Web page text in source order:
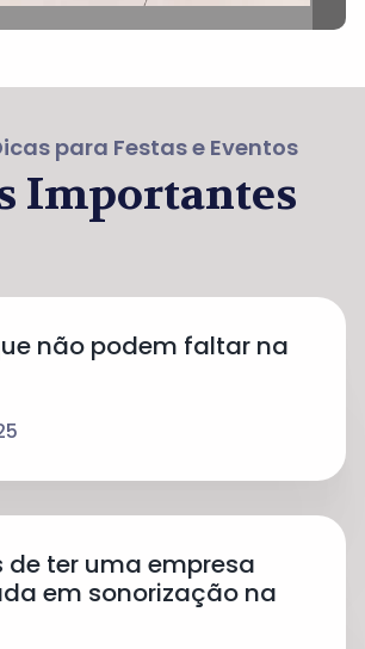
para Festas e Eventos
Importantes
não podem faltar na
ter uma empresa
em sonorização na